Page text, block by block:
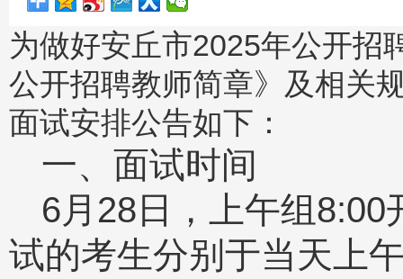
为做好安丘市2025年公开招
公开招聘教师简章》及相关
面试安排公告如下：
一、面试时间
6月28日，上午组
试的考生分别于当天上